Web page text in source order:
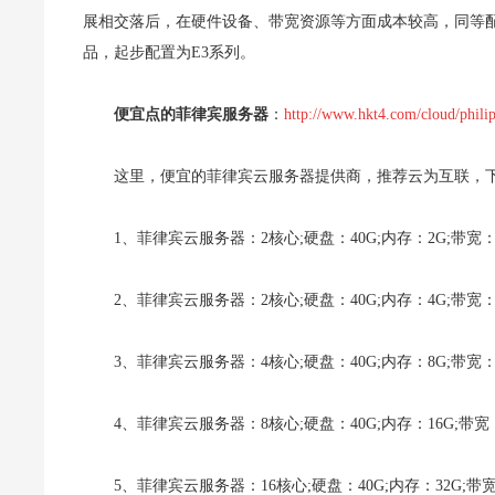
展相交落后，在硬件设备、带宽资源等方面成本较高，同
品，起步配置为E3系列。
便宜点的菲律宾服务器 ： http://www.hkt4.com/cloud/
这里，便宜的菲律宾云服务器提供商，推荐云为互联，
1、菲律宾云服务器：2核心;硬盘：40G;内存：2G;带宽
2、菲律宾云服务器：2核心;硬盘：40G;内存：4G;带宽
3、菲律宾云服务器：4核心;硬盘：40G;内存：8G;带宽
4、菲律宾云服务器：8核心;硬盘：40G;内存：16G;带宽
5、菲律宾云服务器：16核心;硬盘：40G;内存：32G;带